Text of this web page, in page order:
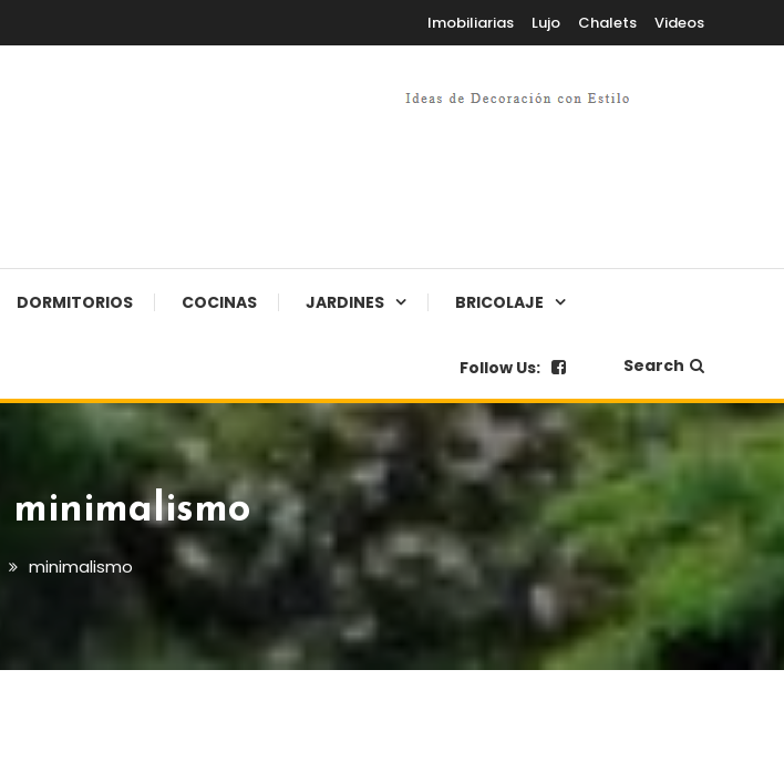
Imobiliarias Lujo Chalets Videos
DORMITORIOS COCINAS JARDINES BRICOLAJE
Follow Us: Search
minimalismo
minimalismo